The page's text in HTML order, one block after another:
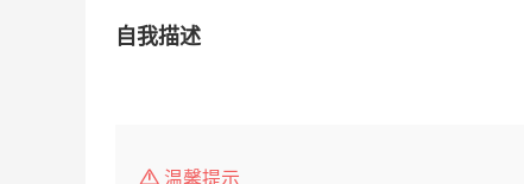
自我描述
温馨提示